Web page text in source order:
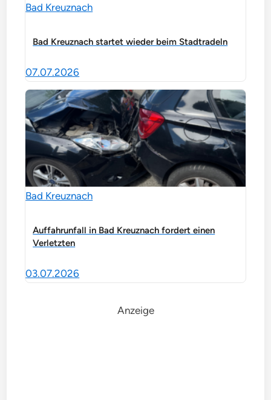
Bad Kreuznach
Bad Kreuznach startet wieder beim Stadtradeln
07.07.2026
Bad Kreuznach
Auffahrunfall in Bad Kreuznach fordert einen
Verletzten
03.07.2026
Anzeige